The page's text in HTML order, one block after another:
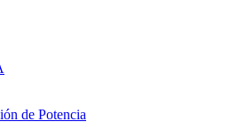
de Potencia